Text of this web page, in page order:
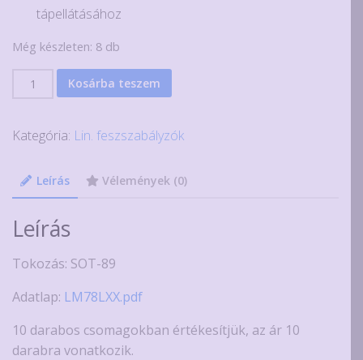
tápellátásához
Még készleten: 8 db
SMD
100mA
lineáris
stabilizátor
IC
mennyiség
Kosárba teszem
Kategória: Lin. feszszabályzók
Leírás Vélemények (0)
Leírás
Tokozás: SOT-89
Adatlap: LM78LXX.pdf
10 darabos csomagokban értékesítjük, az ár 10
darabra vonatkozik.